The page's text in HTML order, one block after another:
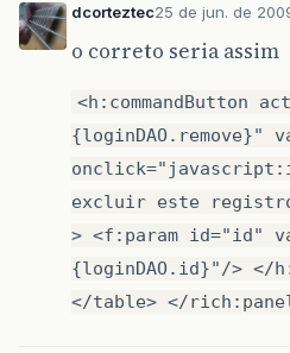
dcorteztec25 de jun. de
o correto seria assim
<h:commandButton
{loginDAO.remove}"
excluir este
> <f:param id="id"
{loginDAO.id}"/> </
</table> </